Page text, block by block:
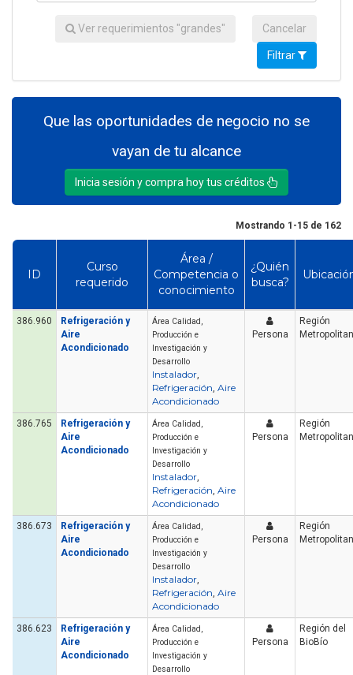
Ver requerimientos "grandes" Cancelar
Filtrar
Que las oportunidades de negocio no se
vayan de tu alcance
Inicia sesión y compra hoy tus créditos
Mostrando 1-15 de 162
ID
Curso
requerido
Área /
Competencia o
conocimiento
¿Quién
busca?
386.960
Refrigeración y
Aire
Acondicionado
Área Calidad,
Producción e
Investigación y
Desarrollo
Instalador,
Refrigeración, Aire
Acondicionado
Persona
Región
386.765
Refrigeración y
Aire
Acondicionado
Área Calidad,
Producción e
Investigación y
Desarrollo
Instalador,
Refrigeración, Aire
Acondicionado
Persona
Región
386.673
Refrigeración y
Aire
Acondicionado
Área Calidad,
Producción e
Investigación y
Desarrollo
Instalador,
Refrigeración, Aire
Acondicionado
Persona
Región
386.623
Refrigeración y
Aire
Acondicionado
Área Calidad,
Producción e
Investigación y
Desarrollo
Persona
Región del
BioBío